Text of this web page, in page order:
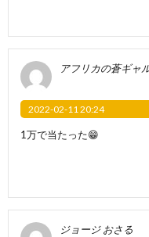
アフリカの蒼ギャ
2022-02-11 20:24
1万で当たった😁
ジョージ おさる